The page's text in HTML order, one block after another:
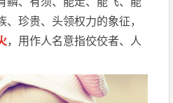
珍贵、头领权力的象征，
，用作人名意指佼佼者、人